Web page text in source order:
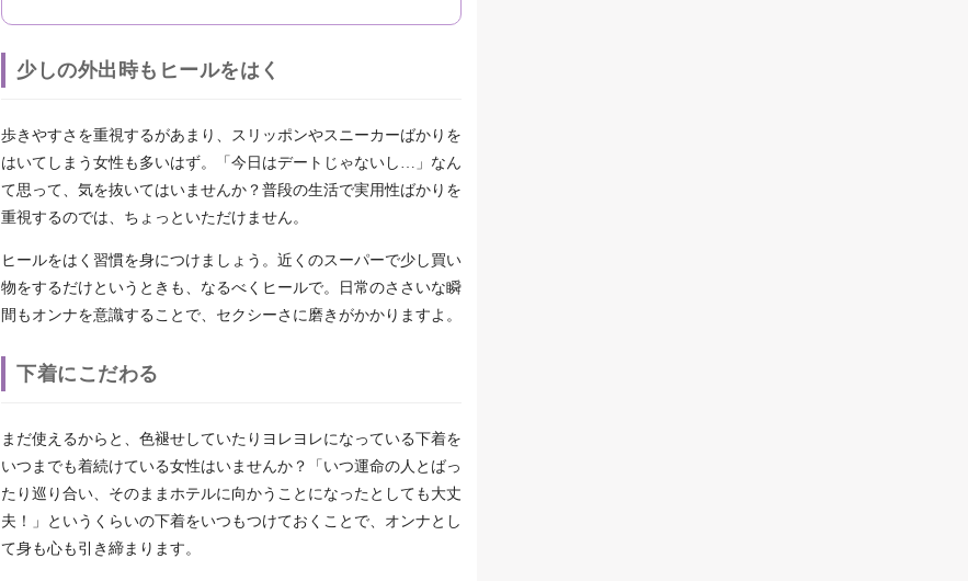
少しの外出時もヒールをはく
歩きやすさを重視するがあまり、スリッポンやスニーカーばかりを
はいてしまう女性も多いはず。「今日はデートじゃないし…」なん
て思って、気を抜いてはいませんか？普段の生活で実用性ばかりを
重視するのでは、ちょっといただけません。
ヒールをはく習慣を身につけましょう。近くのスーパーで少し買い
物をするだけというときも、なるべくヒールで。日常のささいな瞬
間もオンナを意識することで、セクシーさに磨きがかかりますよ。
下着にこだわる
まだ使えるからと、色褪せしていたりヨレヨレになっている下着を
いつまでも着続けている女性はいませんか？「いつ運命の人とばっ
たり巡り合い、そのままホテルに向かうことになったとしても大丈
夫！」というくらいの下着をいつもつけておくことで、オンナとし
て身も心も引き締まります。